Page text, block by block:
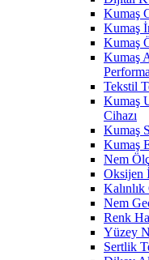
Kumaş
Kumaş
Kumaş
Kumaş
Tekstil
Kumaş
Cihazı
Kumaş
Kumaş
Nem
Oksijen
Nem
Renk
Yüzey
Sertlik